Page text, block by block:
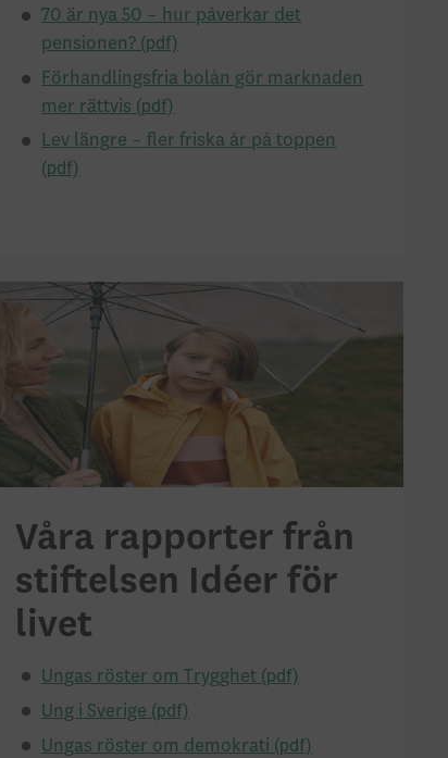
70 är nya 50 – hur påverkar det
pensionen?
Förhandlingsfria bolån gör marknaden
mer rättvis
Lev längre – fler friska år på toppen
Våra rapporter från
stiftelsen Idéer för
livet
Ungas röster om Trygghet
Ung i Sverige
Ungas röster om demokrati